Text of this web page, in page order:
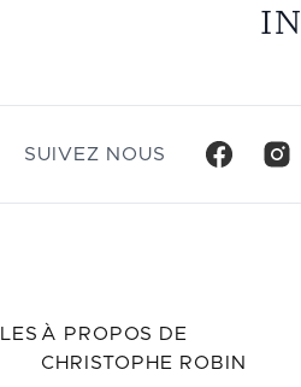
SUIVEZ NOUS
À PROPOS DE
CHRISTOPHE ROBIN